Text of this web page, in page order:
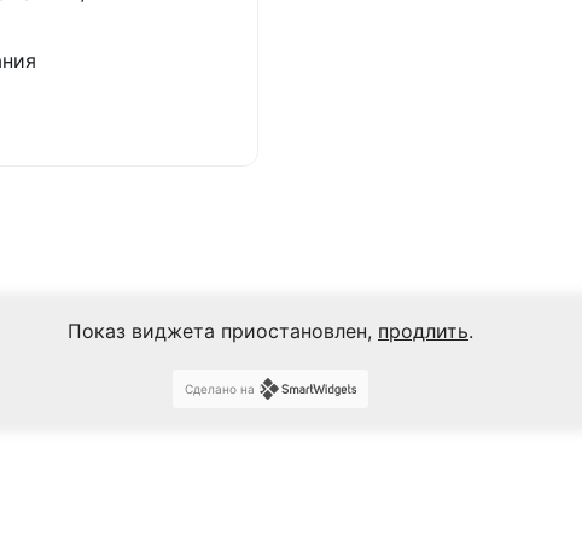
Показ виджета приостановлен, продлить.
Сделано на